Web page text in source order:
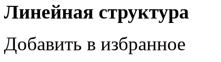
Линейная структура
Добавить в избранное